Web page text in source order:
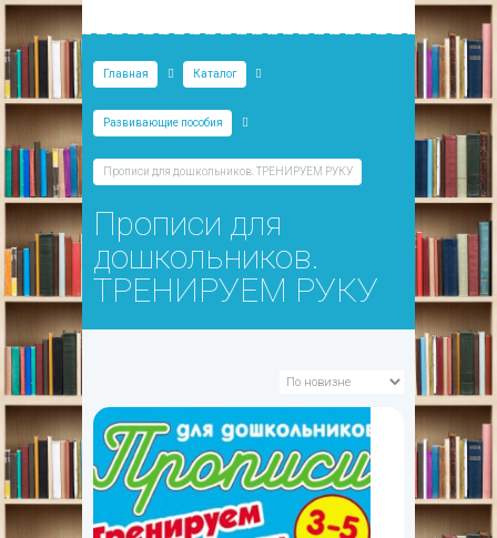
Главная Каталог
Развивающие пособия
Прописи для дошкольников. ТРЕНИРУЕМ РУКУ
Прописи для
дошкольников.
ТРЕНИРУЕМ РУКУ